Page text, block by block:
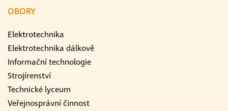
OBORY
Elektrotechnika
Elektrotechnika dálkově
Informační technologie
Strojírenství
Technické lyceum
Veřejnosprávní činnost